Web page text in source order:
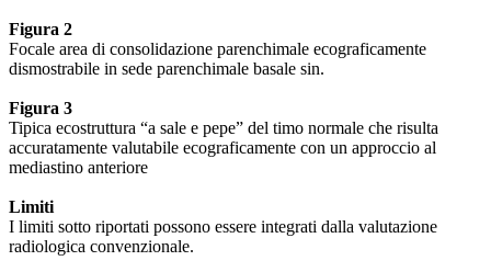
Figura 2
Focale area di consolidazione parenchimale ecograficamente
dismostrabile in sede parenchimale basale sin.
Figura 3
Tipica ecostruttura “a sale e pepe” del timo normale che risulta
accuratamente valutabile ecograficamente con un approccio al
mediastino anteriore
Limiti
I limiti sotto riportati possono essere integrati dalla valutazione
radiologica convenzionale.